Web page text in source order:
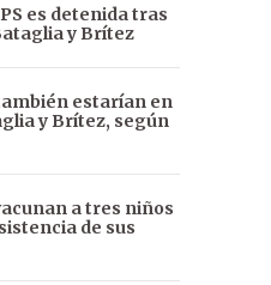
es detenida tras
y Brítez
estarían en
y Brítez, según
a tres niños
de sus